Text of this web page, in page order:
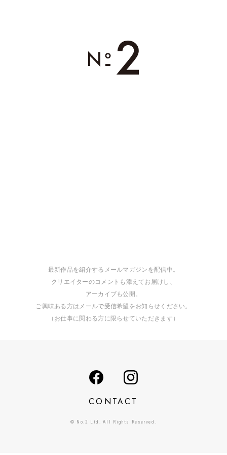
最新作品を紹介するメールマガジンを配信中。
クリエイターのコメントも添えてお届けし、
アーカイブも公開。
ご興味ある方はメールで受信希望をお知らせください。
（お仕事に関わる方に限らせていただきます）
CONTACT
© No.2 Ltd. All Rights Reserved.